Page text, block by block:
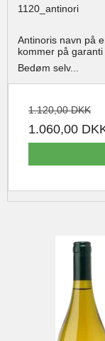
1120_antinori
Antinoris navn på
kommer på
Bedøm selv...
1.120,00 DKK
1.060,00